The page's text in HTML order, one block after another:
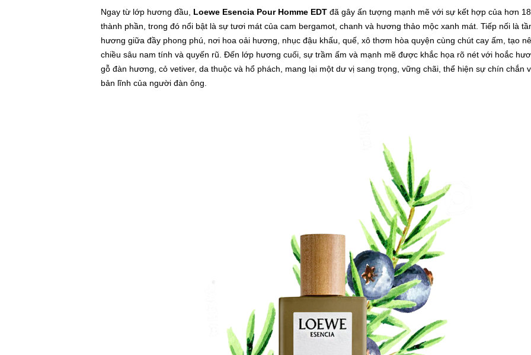
Ngay từ lớp hương đầu, Loewe Esencia Pour Homme EDT đã gây ấn tượng mạnh mẽ với sự kết hợp của hơn
thành phần, trong đó nổi bật là sự tươi mát của cam bergamot, chanh và hương thảo mộc xanh mát. Tiếp nối là
hương giữa đầy phong phú, nơi hoa oải hương, nhục đậu khấu, quế, xô thơm hòa quyện cùng chút cay ấm, tạo
chiều sâu nam tính và quyến rũ. Đến lớp hương cuối, sự trầm ấm và mạnh mẽ được khắc họa rõ nét với hoắc
gỗ đàn hương, cỏ vetiver, da thuộc và hổ phách, mang lại một dư vị sang trọng, vững chãi, thể hiện sự chín chắn
bản lĩnh của người đàn ông.